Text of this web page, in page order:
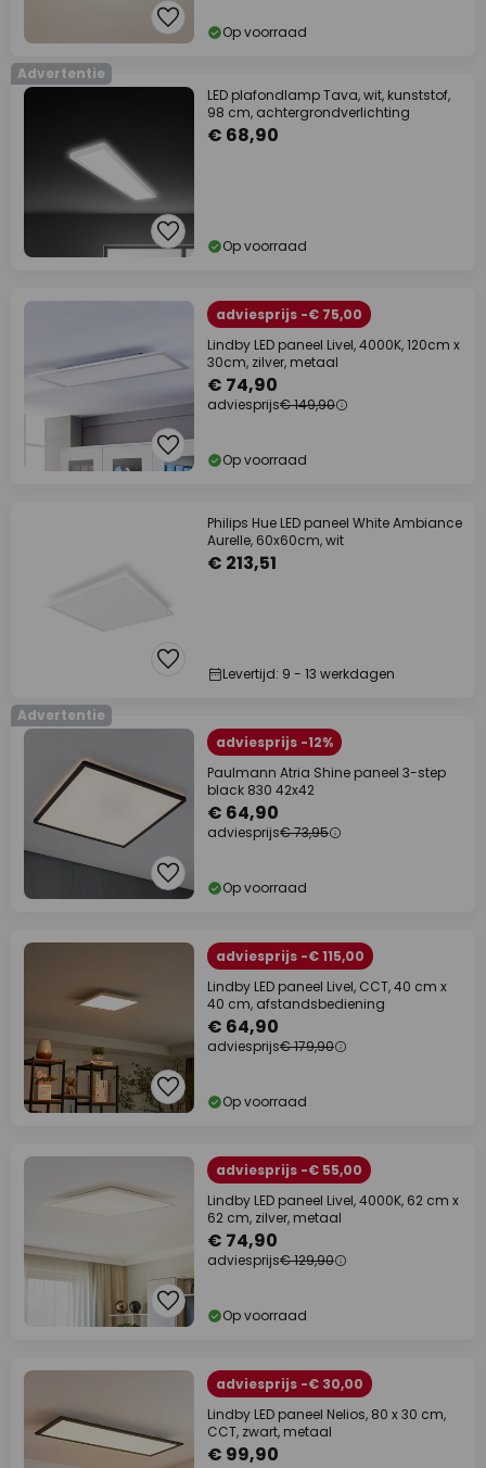
Op voorraad
Advertentie
LED plafondlamp Tava, wit, kunststof,
98 cm, achtergrondverlichting
€ 68,90
Op voorraad
adviesprijs -€ 75,00
Lindby LED paneel Livel, 4000K, 120cm x
30cm, zilver, metaal
€ 74,90
adviesprijs€ 149,90
Op voorraad
Philips Hue LED paneel White Ambiance
Aurelle, 60x60cm, wit
€ 213,51
Levertijd: 9 - 13 werkdagen
Advertentie
adviesprijs -12%
Paulmann Atria Shine paneel 3-step
black 830 42x42
€ 64,90
adviesprijs€ 73,95
Op voorraad
adviesprijs -€ 115,00
Lindby LED paneel Livel, CCT, 40 cm x
40 cm, afstandsbediening
€ 64,90
adviesprijs€ 179,90
Op voorraad
adviesprijs -€ 55,00
Lindby LED paneel Livel, 4000K, 62 cm x
62 cm, zilver, metaal
€ 74,90
adviesprijs€ 129,90
Op voorraad
adviesprijs -€ 30,00
Lindby LED paneel Nelios, 80 x 30 cm,
CCT, zwart, metaal
€ 99,90